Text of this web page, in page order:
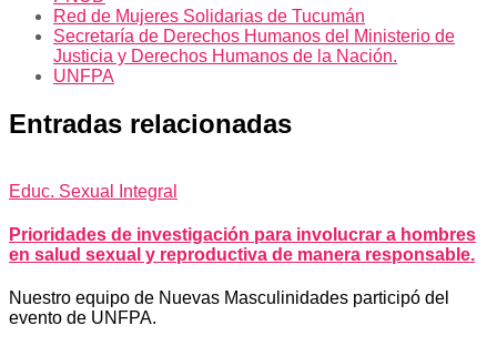
Red de Mujeres Solidarias de Tucumán
Secretaría de Derechos Humanos del Ministerio de
Justicia y Derechos Humanos de la Nación.
UNFPA
Entradas relacionadas
Educ. Sexual Integral
Prioridades de investigación para involucrar a hombres
en salud sexual y reproductiva de manera responsable.
Nuestro equipo de Nuevas Masculinidades participó del
evento de UNFPA.